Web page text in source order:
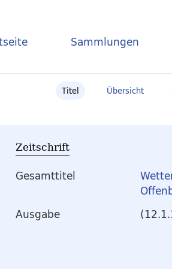
Sammlungen
Titel Übersicht
Zeitschrift
Gesamttitel
Ausgabe